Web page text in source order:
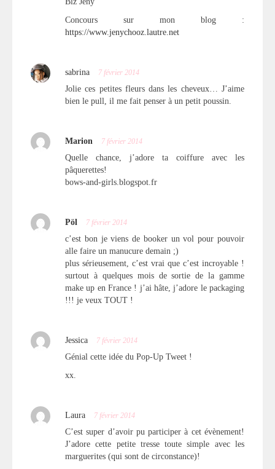
Concours sur mon blog :
https://www.jenychooz.lautre.net
sabrina 7 février 2014
Jolie ces petites fleurs dans les cheveux… J’aime
bien le pull, il me fait penser à un petit poussin.
Marion 7 février 2014
Quelle chance, j’adore ta coiffure avec les
pâquerettes!
bows-and-girls.blogspot.fr
Pöl 7 février 2014
c’est bon je viens de booker un vol pour pouvoir
alle faire un manucure demain ;)
plus sérieusement, c’est vrai que c’est incroyable !
surtout à quelques mois de sortie de la gamme
make up en France ! j’ai hâte, j’adore le packaging
!!! je veux TOUT !
Jessica 7 février 2014
Génial cette idée du Pop-Up Tweet !
xx.
Laura 7 février 2014
C’est super d’avoir pu participer à cet évènement!
J’adore cette petite tresse toute simple avec les
marguerites (qui sont de circonstance)!